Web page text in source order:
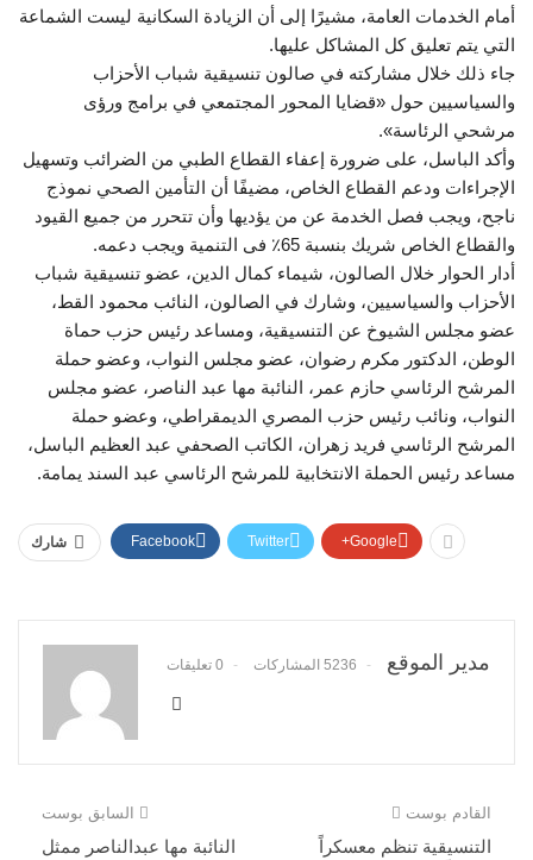
أمام الخدمات العامة، مشيرًا إلى أن الزيادة السكانية ليست الشماعة
التي يتم تعليق كل المشاكل عليها.
جاء ذلك خلال مشاركته في صالون تنسيقية شباب الأحزاب
والسياسيين حول «قضايا المحور المجتمعي في برامج ورؤى
مرشحي الرئاسة».
وأكد الباسل، على ضرورة إعفاء القطاع الطبي من الضرائب وتسهيل
الإجراءات ودعم القطاع الخاص، مضيفًا أن التأمين الصحي نموذج
ناجح، ويجب فصل الخدمة عن من يؤديها وأن تتحرر من جميع القيود
والقطاع الخاص شريك بنسبة 65٪؜ فى التنمية ويجب دعمه.
أدار الحوار خلال الصالون، شيماء كمال الدين، عضو تنسيقية شباب
الأحزاب والسياسيين، وشارك في الصالون، النائب محمود القط،
عضو مجلس الشيوخ عن التنسيقية، ومساعد رئيس حزب حماة
الوطن، الدكتور مكرم رضوان، عضو مجلس النواب، وعضو حملة
المرشح الرئاسي حازم عمر، النائبة مها عبد الناصر، عضو مجلس
النواب، ونائب رئيس حزب المصري الديمقراطي، وعضو حملة
المرشح الرئاسي فريد زهران، الكاتب الصحفي عبد العظيم الباسل،
مساعد رئيس الحملة الانتخابية للمرشح الرئاسي عبد السند يمامة.
شارك Facebook Twitter Google+
مدير الموقع 5236 المشاركات 0 تعليقات
السابق بوست
النائبة مها عبدالناصر ممثل
القادم بوست
التنسيقية تنظم معسكراً